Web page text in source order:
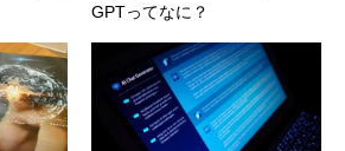
事例/パートナー取材など）…ほか、多数執筆。
GPTってなに？